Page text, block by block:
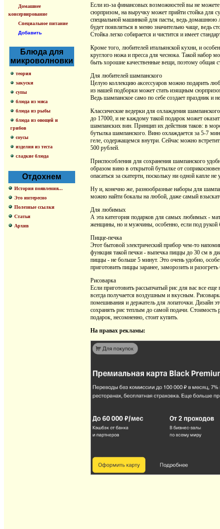
Домашнее
консервирование
Специальное питание
Добавить
Блюда для
микроволновки
теория
закуски
супы
блюда из мяса
блюда из рыбы
блюда из овощей и
грибов
соусы
изделия из теста
сладкие блюда
Отдохнем
История появления...
Это интересно
Полезные ссылки
Статьи
Архив
Если из-за финансовых возможностей вы не
сюрпризом, на выручку может прийти стойка для
специальной машинкой для пасты, ведь
будет появляться в меню значительно чаще, ведь
Стойка легко собирается и чистится и имеет
Кроме того, любителей итальянской кухни, и
круглого ножа и пресса для чеснока. Такой набор
быть хорошие качественные вещи, поэтому общая
Для любителей шампанского
Целую коллекцию аксессуаров можно подарить
из нашей подборки может стать изящным
Ведь шампанское само по себе создает праздник и
Классические ведерки для охлаждения
до 17000, и не каждому такой подарок может
шампанских вин. Принцип их действия таков: в
бутылка шампанского. Вино охлаждается за 5-7
геле, содержащемся внутри. Сейчас можно
500 рублей.
Приспособления для сохранения шампанского
образом вино в открытой бутылке от
опасаться за скатерти, поскольку ни одной капле не
Ну и, конечно же, разнообразные наборы для
можно найти бокалы на любой, даже самый
Для любимых
А эта категория подарков для самых любимых -
женщины, но и мужчины, особенно, если под рукой
Пицце-печка
Этот бытовой электрический прибор чем-то
функция такой печки - выпечка пиццы до 30 см в
пиццы - не больше 5 минут. Это очень удобно,
приготовить пиццы заранее, заморозить и
Рисоварка
Если приготовить рассыпчатый рис для вас все
всегда получается воздушным и вкусным.
помешивания и держатель для лопаточки. Дизайн
сохранять рис теплым до самой подачи.
подарок, несомненно, стоит купить.
На правах рекламы: